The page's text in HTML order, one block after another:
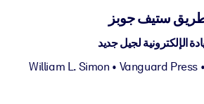
ستيف جوبز
الإلكترونية لجيل جديد
William L. Simon • Vanguard Press